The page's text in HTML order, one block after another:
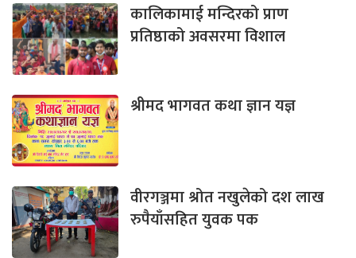
कालिकामाई मन्दिरको प्राण
प्रतिष्ठाको अवसरमा विशाल
श्रीमद भागवत कथा ज्ञान यज्ञ
वीरगञ्जमा श्रोत नखुलेको दश लाख
रुपैयाँसहित युवक पक